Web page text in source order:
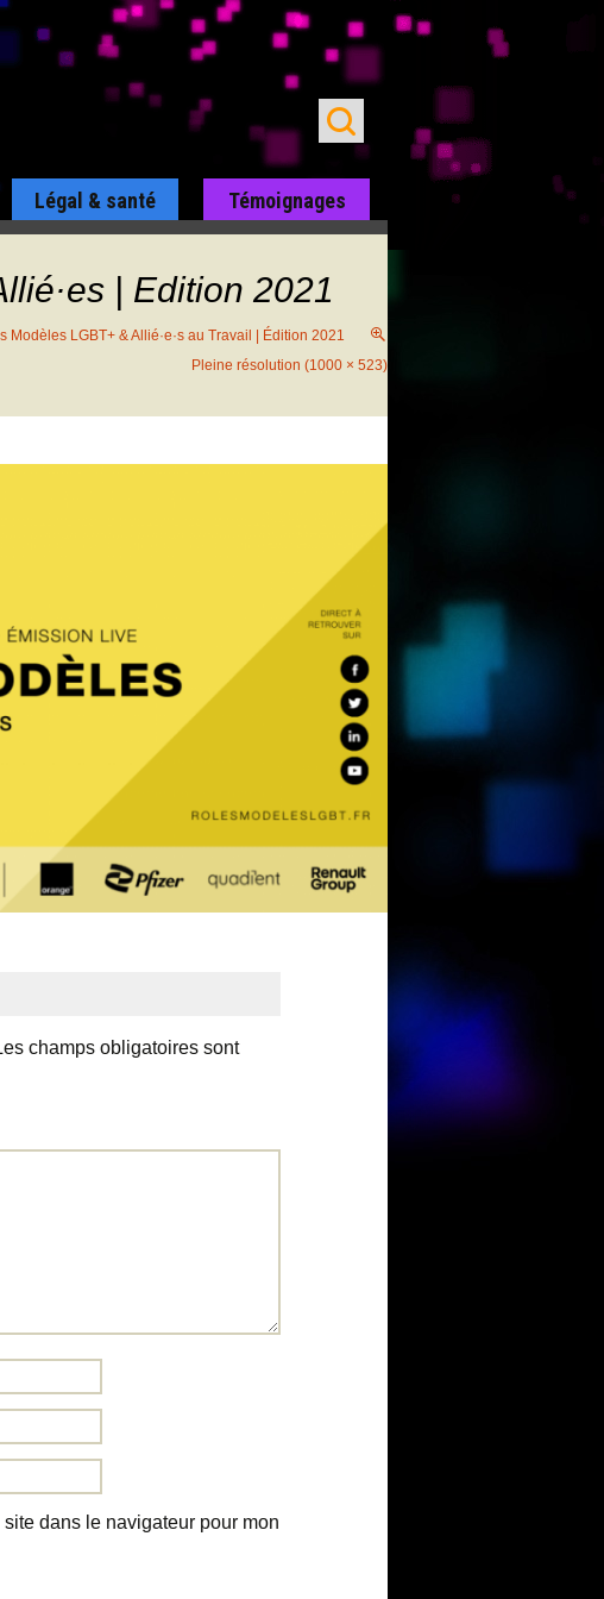
Légal & santé Témoignages
| Edition 2021
Modèles LGBT+ & Allié·e·s au Travail | Édition 2021
Pleine résolution (1000 × 523)
champs obligatoires sont
dans le navigateur pour mon